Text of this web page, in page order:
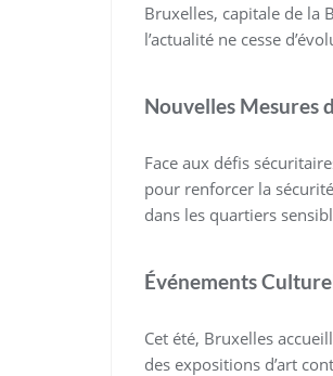
Bruxelles, capitale de la
l’actualité ne cesse
Nouvelles Mesures
Face aux défis
pour renforcer la
dans les quartiers
Événements
Cet été, Bruxelles
des expositions d’art